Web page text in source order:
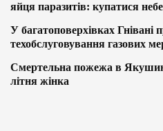
яйця паразитів: купатися
У багатоповерхівках Гнівані
техобслуговування газових
Смертельна пожежа в
літня жінка